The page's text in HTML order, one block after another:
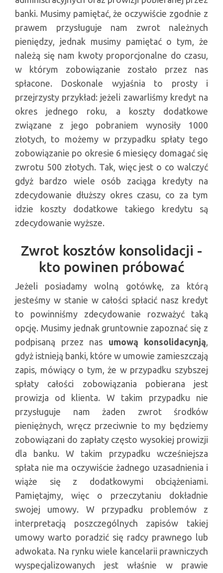
banki. Musimy pamiętać, że oczywiście zgodnie z
prawem przysługuje nam zwrot należnych
pieniędzy, jednak musimy pamiętać o tym, że
należą się nam kwoty proporcjonalne do czasu,
w którym zobowiązanie zostało przez nas
spłacone. Doskonale wyjaśnia to prosty i
przejrzysty przykład: jeżeli zawarliśmy kredyt na
okres jednego roku, a koszty dodatkowe
związane z jego pobraniem wynosiły 1000
złotych, to możemy w przypadku spłaty tego
zobowiązanie po okresie 6 miesięcy domagać się
zwrotu 500 złotych. Tak, więc jest o co walczyć
gdyż bardzo wiele osób zaciąga kredyty na
zdecydowanie dłuższy okres czasu, co za tym
idzie koszty dodatkowe takiego kredytu są
zdecydowanie wyższe.
Zwrot kosztów konsolidacji -
kto powinen próbować
Jeżeli posiadamy wolną gotówkę, za którą
jesteśmy w stanie w całości spłacić nasz kredyt
to powinniśmy zdecydowanie rozważyć taką
opcję. Musimy jednak gruntownie zapoznać się z
podpisaną przez nas umową konsolidacynją
gdyż istnieją banki, które w umowie zamieszczają
zapis, mówiący o tym, że w przypadku szybszej
spłaty całości zobowiązania pobierana jest
prowizja od klienta. W takim przypadku nie
przysługuje nam żaden zwrot środków
pieniężnych, wręcz przeciwnie to my będziemy
zobowiązani do zapłaty często wysokiej prowizji
dla banku. W takim przypadku wcześniejsza
spłata nie ma oczywiście żadnego uzasadnienia i
wiąże się z dodatkowymi obciążeniami.
Pamiętajmy, więc o przeczytaniu dokładnie
swojej umowy. W przypadku problemów z
interpretacją poszczególnych zapisów takiej
umowy warto poradzić się radcy prawnego lub
adwokata. Na rynku wiele kancelarii prawniczych
wyspecjalizowanych jest właśnie w prawie